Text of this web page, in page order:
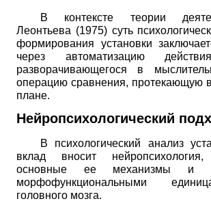
В контексте теории
Леонтьева (1975) суть
формирования установки
через автоматизацию
разворачивающегося в
операцию сравнения, протекающую
плане.
Нейропсихологический
В психологический анализ
вклад вносит
основные ее механизмы и
морфофункциональными
головного мозга.